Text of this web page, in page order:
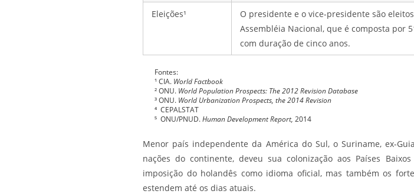
Eleições¹
O presidente e o vice-presidente são
Assembléia Nacional, que é composta por
com duração de cinco anos.
Fontes:
¹ CIA. World Factbook
² ONU. World Population Prospects: The 2012 Revision Database
³ ONU. World Urbanization Prospects, the 2014 Revision
⁴ CEPALSTAT
⁵ ONU/PNUD.Human Development Report, 2014
Menor país independente da América do Sul, o Suriname, ex-
nações do continente, deveu sua colonização aos Países
imposição do holandês como idioma oficial, mas também os
estendem até os dias atuais.